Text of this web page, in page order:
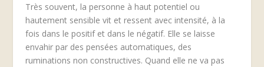
Très souvent, la personne à haut potentiel ou
hautement sensible vit et ressent avec intensité, à la
fois dans le positif et dans le négatif. Elle se laisse
envahir par des pensées automatiques, des
ruminations non constructives. Quand elle ne va pas